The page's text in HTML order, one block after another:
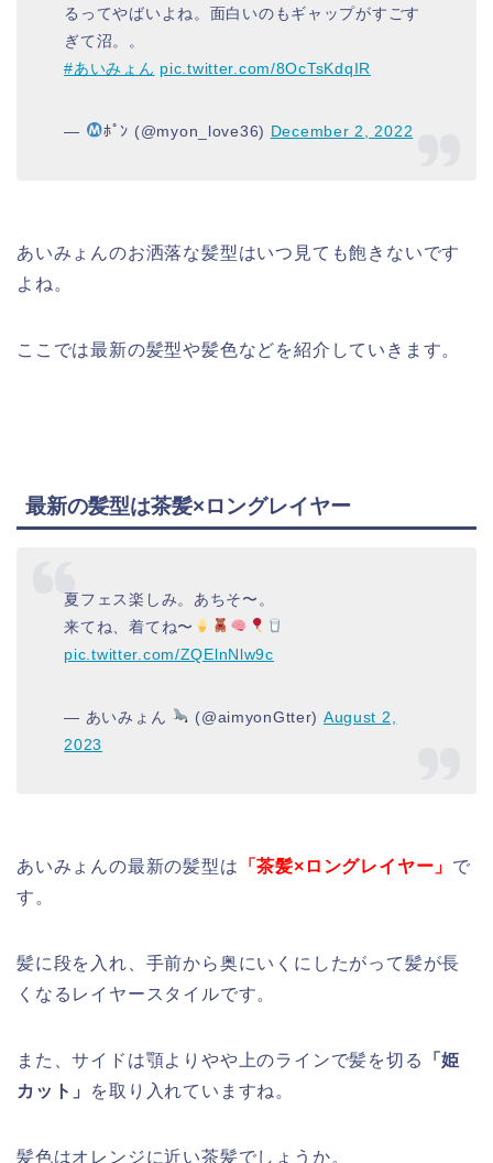
るってやばいよね。面白いのもギャップがすごす
ぎて沼。。
#あいみょん pic.twitter.com/8OcTsKdqIR
— ﾎﾟﾝ (@myon_love36) December 2, 2022
あいみょんのお洒落な髪型はいつ見ても飽きないです
よね。
ここでは最新の髪型や髪色などを紹介していきます。
最新の髪型は茶髪×ロングレイヤー
夏フェス楽しみ。あちそ〜。
来てね、着てね〜
pic.twitter.com/ZQElnNlw9c
— あいみょん (@aimyonGtter) August 2,
2023
あいみょんの最新の髪型は 「茶髪×ロングレイヤー」 で
す。
髪に段を入れ、手前から奥にいくにしたがって髪が長
くなるレイヤースタイルです。
また、サイドは顎よりやや上のラインで髪を切る
「姫
カット」
を取り入れていますね。
髪色はオレンジに近い茶髪でしょうか。